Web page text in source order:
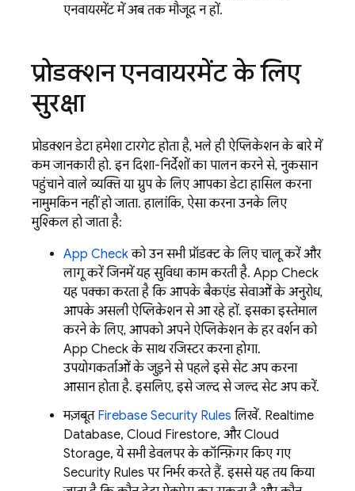
एनवायरमेंट में अब तक मौजूद न हों.
प्रोडक्शन एनवायरमेंट के लिए
सुरक्षा
प्रोडक्शन डेटा हमेशा टारगेट होता है, भले ही ऐप्लिकेशन के बारे में
कम जानकारी हो. इन दिशा-निर्देशों का पालन करने से, नुकसान
पहुंचाने वाले व्यक्ति या ग्रुप के लिए आपका डेटा हासिल करना
नामुमकिन नहीं हो जाता. हालांकि, ऐसा करना उनके लिए
मुश्किल हो जाता है:
App Checkको उन सभी प्रॉडक्ट के लिए चालू करें और
लागू करें जिनमें यह सुविधा काम करती है. App Check
यह पक्का करता है कि आपके बैकएंड सेवाओं के अनुरोध,
आपके असली ऐप्लिकेशन से आ रहे हों. इसका इस्तेमाल
करने के लिए, आपको अपने ऐप्लिकेशन के हर वर्शन को
App Checkके साथ रजिस्टर करना होगा.
उपयोगकर्ताओं के जुड़ने से पहले इसे सेट अप करना
आसान होता है. इसलिए, इसे जल्द से जल्द सेट अप करें.
मज़बूत Firebase Security Rules लिखें. Realtime
Database, Cloud Firestore, औरCloud
Storage, ये सभी डेवलपर के कॉन्फ़िगर किए गए
Security Rules पर निर्भर करते हैं. इससे यह तय किया